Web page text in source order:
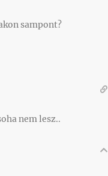
sampont?
nem lesz..